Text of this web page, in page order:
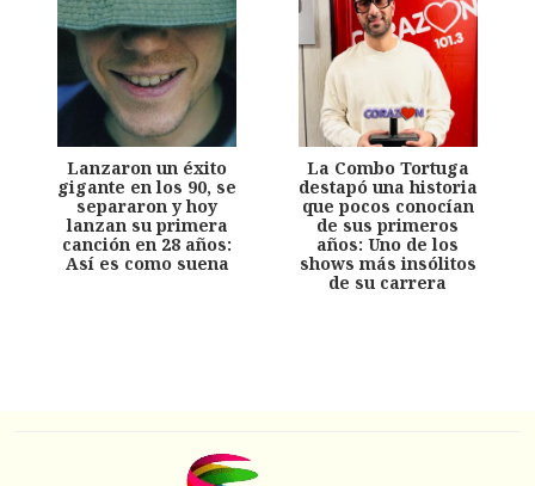
Lanzaron un éxito
gigante en los 90, se
separaron y hoy
lanzan su primera
canción en 28 años:
Así es como suena
La Combo Tortuga
destapó una historia
que pocos conocían
de sus primeros
años: Uno de los
shows más insólitos
de su carrera